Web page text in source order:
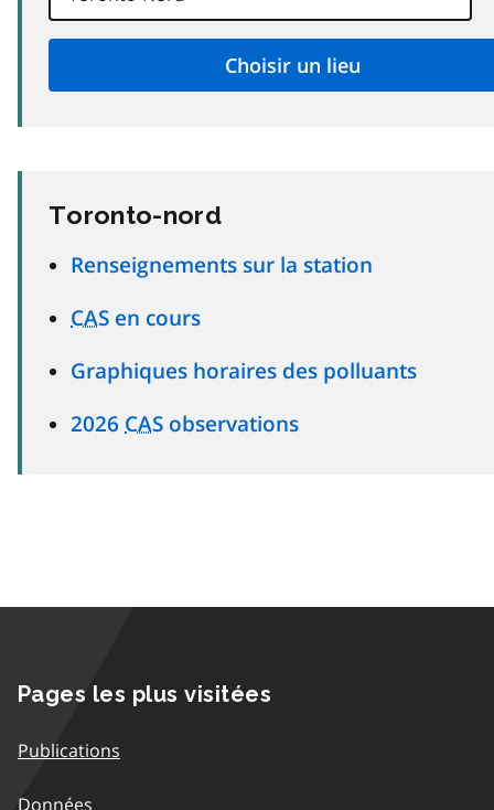
Toronto-nord
Renseignements sur la station
CAS en cours
Graphiques horaires des polluants
2026 CAS observations
Pages les plus visitées
Publications
Données